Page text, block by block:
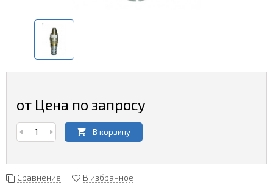
от Цена по запросу
В корзину
Сравнение В избранное